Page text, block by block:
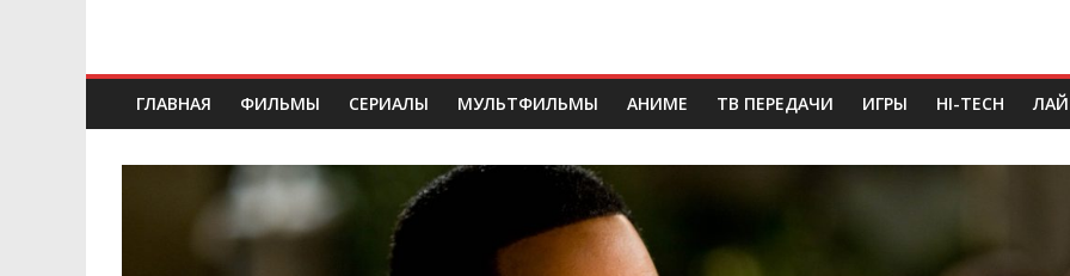
ГЛАВНАЯ ФИЛЬМЫ СЕРИАЛЫ МУЛЬТФИЛЬМЫ АНИМЕ ТВ ПЕРЕДАЧИ ИГРЫ HI-TECH